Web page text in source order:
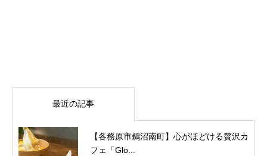
最近の記事
【各務原市鵜沼南町】心がほどける贅沢カ
フェ「Glo...